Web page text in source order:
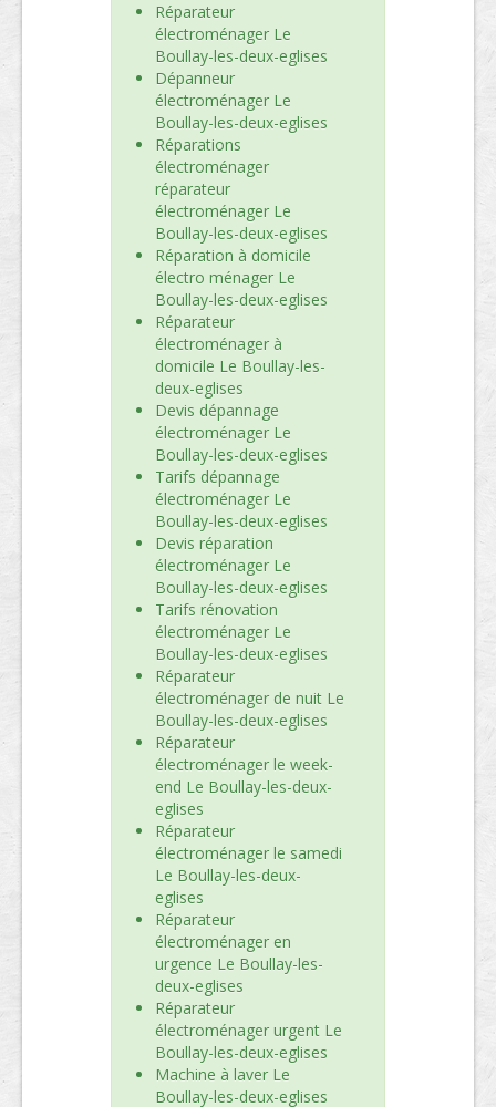
Réparateur
électroménager Le
Boullay-les-deux-eglises
Dépanneur
électroménager Le
Boullay-les-deux-eglises
Réparations
électroménager
réparateur
électroménager Le
Boullay-les-deux-eglises
Réparation à domicile
électro ménager Le
Boullay-les-deux-eglises
Réparateur
électroménager à
domicile Le Boullay-les-
deux-eglises
Devis dépannage
électroménager Le
Boullay-les-deux-eglises
Tarifs dépannage
électroménager Le
Boullay-les-deux-eglises
Devis réparation
électroménager Le
Boullay-les-deux-eglises
Tarifs rénovation
électroménager Le
Boullay-les-deux-eglises
Réparateur
électroménager de nuit Le
Boullay-les-deux-eglises
Réparateur
électroménager le week-
end Le Boullay-les-deux-
eglises
Réparateur
électroménager le samedi
Le Boullay-les-deux-
eglises
Réparateur
électroménager en
urgence Le Boullay-les-
deux-eglises
Réparateur
électroménager urgent Le
Boullay-les-deux-eglises
Machine à laver Le
Boullay-les-deux-eglises